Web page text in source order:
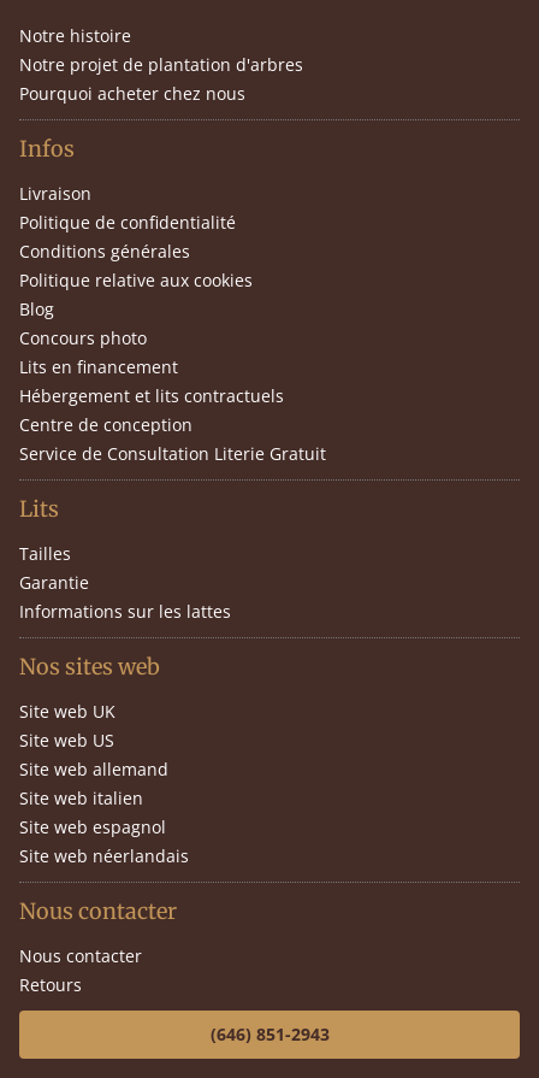
Notre histoire
Notre projet de plantation d'arbres
Pourquoi acheter chez nous
Infos
Livraison
Politique de confidentialité
Conditions générales
Politique relative aux cookies
Blog
Concours photo
Lits en financement
Hébergement et lits contractuels
Centre de conception
Service de Consultation Literie Gratuit
Lits
Tailles
Garantie
Informations sur les lattes
Nos sites web
Site web UK
Site web US
Site web allemand
Site web italien
Site web espagnol
Site web néerlandais
Nous contacter
Nous contacter
Retours
(646) 851-2943